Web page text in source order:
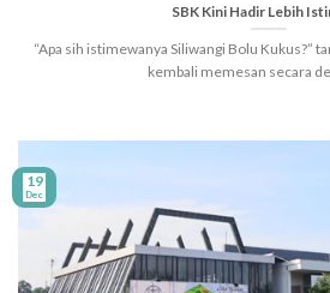
SBK Kini Hadir Lebih
“Apa sih istimewanya Siliwangi Bolu Kukus?”
kembali memesan secara
19
Dec